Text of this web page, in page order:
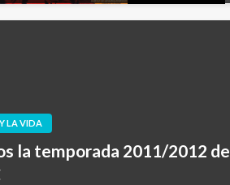
LA VIDA
la temporada 2011/2012 de